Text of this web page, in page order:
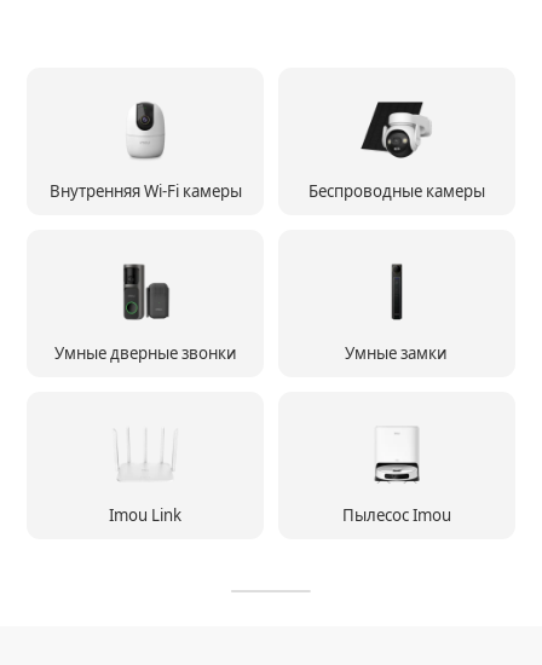
Внутренняя Wi-Fi камеры Беспроводные камеры
Умные дверные звонки Умные замки
Imou Link Пылесос Imou